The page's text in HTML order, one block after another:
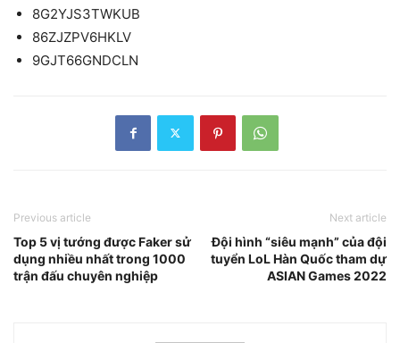
8G2YJS3TWKUB
86ZJZPV6HKLV
9GJT66GNDCLN
Previous article
Top 5 vị tướng được Faker sử
dụng nhiều nhất trong 1000
trận đấu chuyên nghiệp
Next article
Đội hình “siêu mạnh” của đội
tuyển LoL Hàn Quốc tham dự
ASIAN Games 2022